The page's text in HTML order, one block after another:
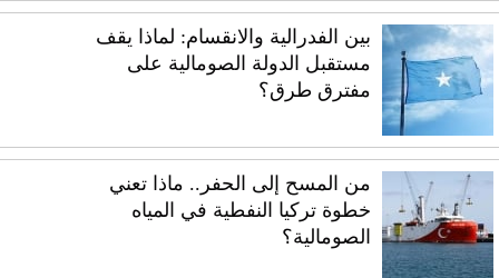
بين الفدرالية والانقسام: لماذا يقف
مستقبل الدولة الصومالية على
مفترق طرق؟
من المسح إلى الحفر.. ماذا تعني
خطوة تركيا النفطية في المياه
الصومالية؟